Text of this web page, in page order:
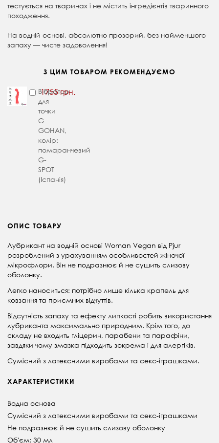
тестується на тваринах і не містить інгредієнтів тваринного
походження.
На водній основі, абсолютно прозорий, без найменшого
запаху — чисте задоволення!
З ЦИМ ТОВАРОМ РЕКОМЕНДУЄМО
Вібратор
для
точки
G
GOHAN,
колір:
помаранчевий
G-
SPOT
(Іспанія)
1755 грн.
ОПИС ТОВАРУ
Лубрикант на водній основі Woman Vegan від Pjur
розроблений з урахуванням особливостей жіночої
мікрофлори. Він не подразнює й не сушить слизову
оболонку.
Легко наноситься: потрібно лише кілька крапель для
ковзання та приємних відчуттів.
Відсутність запаху та ефекту липкості робить використання
лубриканта максимально природним. Крім того, до
складу не входить гліцерин, парабени та парафіни,
завдяки чому змазка підходить зокрема і для алергіків.
Сумісний з латексними виробами та секс-іграшками.
ХАРАКТЕРИСТИКИ
Водна основа
Сумісний з латексними виробами та секс-іграшками
Не подразнює й не сушить слизову оболонку
Об'єм: 30 мл